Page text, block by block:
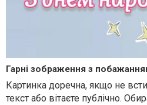
Гарні зображення з
Картинка доречна, якщо не
текст або вітаєте публічно.